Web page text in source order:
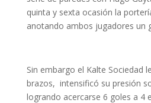
quinta y sexta ocasión la
anotando ambos jugadores un
Sin embargo el Kalte Sociedad
brazos, intensificó su presión
logrando acercarse 6 goles a 4